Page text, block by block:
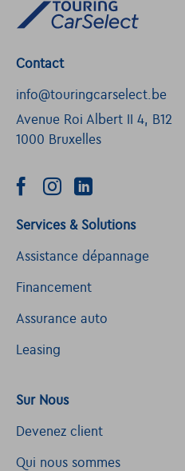
Contact
info@touringcarselect.be
Avenue Roi Albert II 4, B12
1000 Bruxelles
Services & Solutions
Assistance dépannage
Financement
Assurance auto
Leasing
Sur Nous
Devenez client
Qui nous sommes